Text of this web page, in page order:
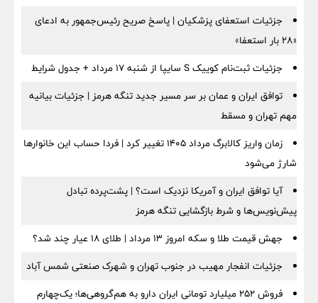
جزئیات استعفای پزشکیان | پاسخ صریح رئیس‌جمهور به ادعای
«۲۸ بار استعفا»
جزئیات ثبت‌نام کوییک S سایپا از شنبه ۱۷ مرداد + جدول شرایط
توافق ایران و عمان بر سر مسیر جدید تنگه هرمز | جزئیات بیانیه
مهم تهران و مسقط
زمان واریز کالابرگ مرداد ۱۴۰۵ تغییر کرد | فردا حساب این خانوارها
شارژ می‌شود
آیا توافق ایران و آمریکا نزدیک است؟ | پشت‌پرده تبادل
پیش‌نویس‌ها و شرط بازگشایی تنگه هرمز
جهش قیمت طلا و سکه امروز ۱۳ مرداد | طلای ۱۸ عیار چند شد؟
جزئیات انفجار مهیب در جنوب تهران و شهرک صنعتی شمس آباد
فروش ۲۵۲ میلیارد تومانی ایران دارو به هم‌گروهی‌ها؛ یک‌چهارم